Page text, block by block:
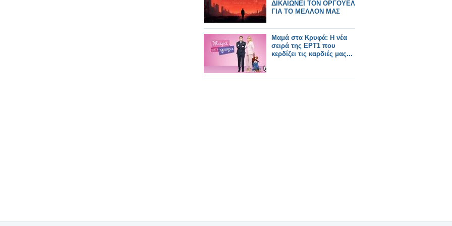
ΔΙΚΑΙΩΝΕΙ ΤΟΝ ΟΡΓΟΥΕΛ
ΓΙΑ ΤΟ ΜΕΛΛΟΝ ΜΑΣ
Μαμά στα Κρυφά: Η νέα
σειρά της ΕΡΤ1 που
κερδίζει τις καρδιές μας...